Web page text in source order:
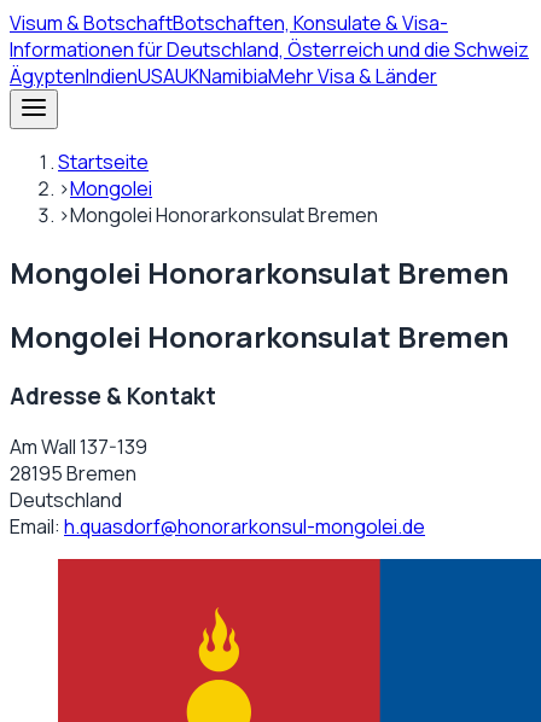
Visum& BotschaftBotschaften, Konsulate & Visa-
Informationen für Deutschland, Österreich und die Schweiz
ÄgyptenIndienUSAUKNamibiaMehr Visa & Länder
Startseite
›Mongolei
›Mongolei Honorarkonsulat Bremen
Mongolei Honorarkonsulat Bremen
Mongolei Honorarkonsulat Bremen
Adresse & Kontakt
Am Wall 137-139
28195 Bremen
Deutschland
Email: h.quasdorf@honorarkonsul-mongolei.de